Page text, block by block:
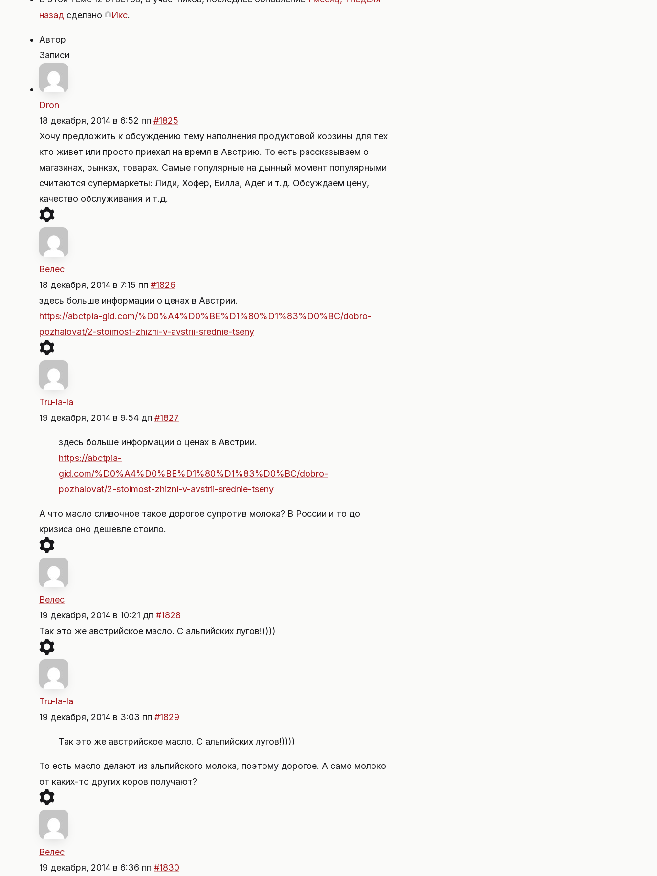
назад сделано Икс.
Автор
Записи
Dron
18 декабря, 2014 в 6:52 пп #1825
Хочу предложить к обсуждению тему наполнения продуктовой корзины для тех
кто живет или просто приехал на время в Австрию. То есть рассказываем о
магазинах, рынках, товарах. Самые популярные на дынный момент популярными
считаются супермаркеты: Лиди, Хофер, Билла, Адег и т.д. Обсуждаем цену,
качество обслуживания и т.д.
Велес
18 декабря, 2014 в 7:15 пп #1826
здесь больше информации о ценах в Австрии.
https://abctpia-gid.com/%D0%A4%D0%BE%D1%80%D1%83%D0%BC/dobro-
pozhalovat/2-stoimost-zhizni-v-avstrii-srednie-tseny
Tru-la-la
19 декабря, 2014 в 9:54 дп #1827
здесь больше информации о ценах в Австрии.
https://abctpia-
gid.com/%D0%A4%D0%BE%D1%80%D1%83%D0%BC/dobro-
pozhalovat/2-stoimost-zhizni-v-avstrii-srednie-tseny
А что масло сливочное такое дорогое супротив молока? В России и то до
кризиса оно дешевле стоило.
Велес
19 декабря, 2014 в 10:21 дп #1828
Так это же австрийское масло. С альпийских лугов!))))
Tru-la-la
19 декабря, 2014 в 3:03 пп #1829
Так это же австрийское масло. С альпийских лугов!))))
То есть масло делают из альпийского молока, поэтому дорогое. А само молоко
от каких-то других коров получают?
Велес
19 декабря, 2014 в 6:36 пп #1830